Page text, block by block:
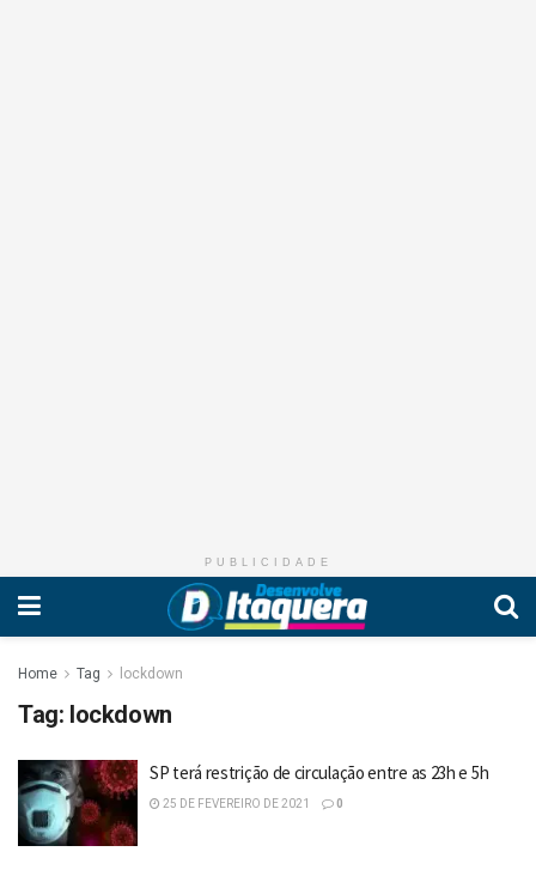
PUBLICIDADE
Home Tag lockdown
Tag: lockdown
SP terá restrição de circulação entre as 23h e 5h
25 DE FEVEREIRO DE 2021 0